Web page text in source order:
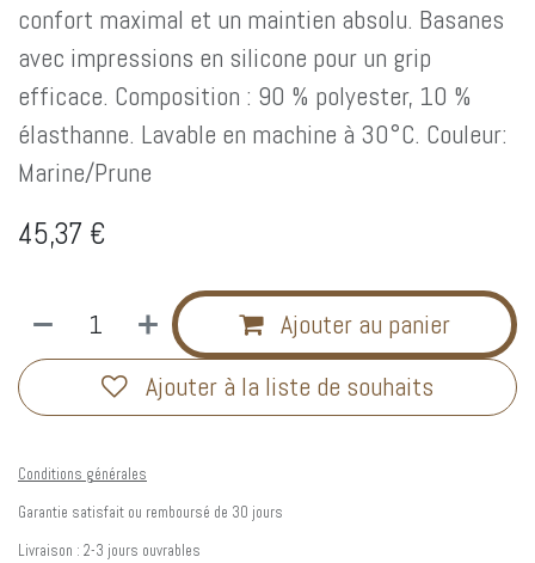
confort maximal et un maintien absolu. Basanes
avec impressions en silicone pour un grip
efficace. Composition : 90 % polyester, 10 %
élasthanne. Lavable en machine à 30°C. Couleur:
Marine/Prune
45,37 €
Ajouter au panier
Ajouter à la liste de souhaits
Conditions générales
Garantie satisfait ou remboursé de 30 jours
Livraison : 2-3 jours ouvrables